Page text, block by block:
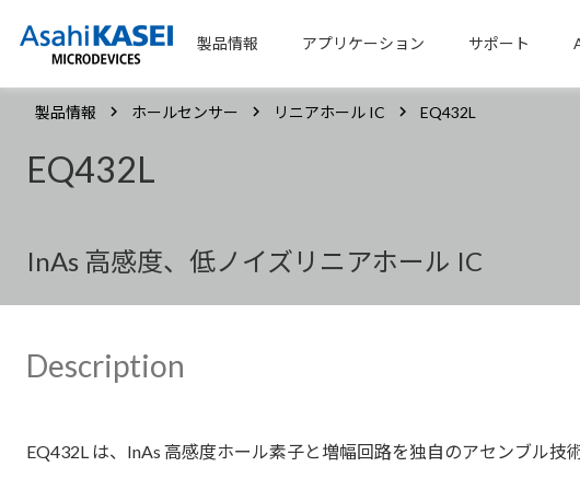
製品情報 アプリケーション サポート
製品情報 ホールセンサー リニアホール IC EQ432L
EQ432L
InAs 高感度、低ノイズリニアホール IC
Description
EQ432L は、InAs 高感度ホール素子と増幅回路を独自のアセンブル技